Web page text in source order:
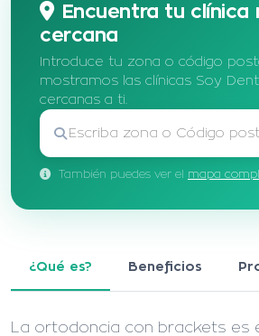
Encuentra tu clínica
cercana
Introduce tu zona o código
mostramos las clínicas Soy
cercanas a ti.
También puedes ver el mapa
¿Qué es? Beneficios
La ortodoncia con brackets es